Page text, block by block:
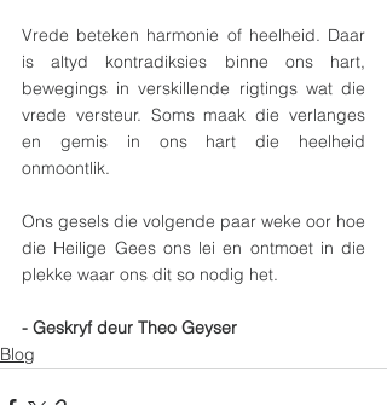
Vrede beteken harmonie of heelheid. Daar
is altyd kontradiksies binne ons hart,
bewegings in verskillende rigtings wat die
vrede versteur. Soms maak die verlanges
en gemis in ons hart die heelheid
onmoontlik.
Ons gesels die volgende paar weke oor hoe
die Heilige Gees ons lei en ontmoet in die
plekke waar ons dit so nodig het.
- Geskryf deur Theo Geyser
Blog